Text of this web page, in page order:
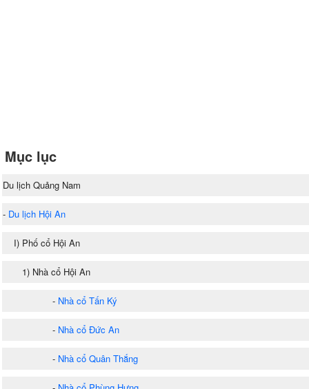
Mục lục
Du lịch Quảng Nam
- Du lịch Hội An
I) Phố cổ Hội An
1) Nhà cổ Hội An
- Nhà cổ Tấn Ký
- Nhà cổ Đức An
- Nhà cổ Quân Thắng